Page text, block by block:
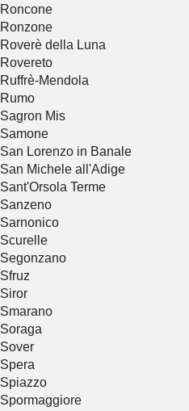
Roncone
Ronzone
Roverè della Luna
Rovereto
Ruffrè-Mendola
Rumo
Sagron Mis
Samone
San Lorenzo in Banale
San Michele all'Adige
Sant'Orsola Terme
Sanzeno
Sarnonico
Scurelle
Segonzano
Sfruz
Siror
Smarano
Soraga
Sover
Spera
Spiazzo
Spormaggiore